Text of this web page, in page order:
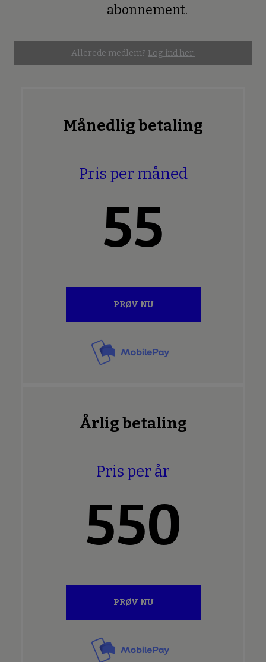
abonnement.
Allerede medlem? Log ind her.
Månedlig betaling
Pris per måned
55
PRØV NU
Årlig betaling
Pris per år
550
PRØV NU